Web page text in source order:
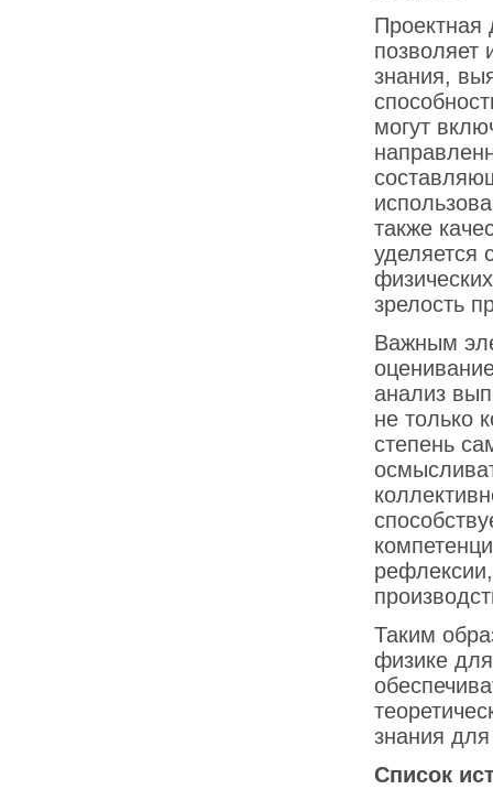
Проектная
позволяет
знания,
могут
также
уделяется
зрелость
Важным
анализ
не только
степень
Таким
физике
знания
Список